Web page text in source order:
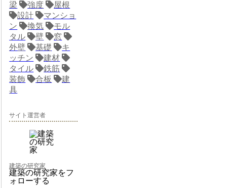
梁 強度
屋根
設計
マンショ
ン
換気
モル
タル
壁
窓
外壁
基礎
キ
ッチン
建材
タイル
鉄筋
装飾
合板
建
具
サイト運営者
建築の研究家
建築の研究家をフ
ォローする